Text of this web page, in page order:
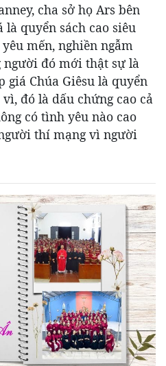
cha sở họ Ars bên
là quyển sách cao siêu
mến, nghiền ngẫm
người đó mới thật sự là
giá Chúa Giêsu là quyển
đó là dấu chứng cao cả
có tình yêu nào cao
thí mạng vì người